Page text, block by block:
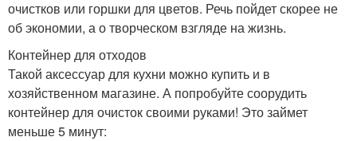
очистков или горшки для цветов. Речь пойдет скорее не
об экономии, а о творческом взгляде на жизнь.
Контейнер для отходов
Такой аксессуар для кухни можно купить и в
хозяйственном магазине. А попробуйте соорудить
контейнер для очисток своими руками! Это займет
меньше 5 минут: